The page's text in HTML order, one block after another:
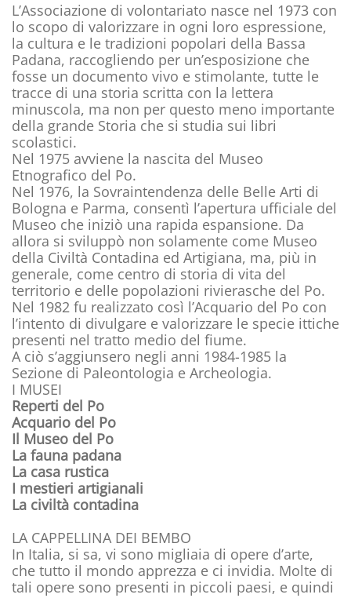
L’Associazione di volontariato nasce nel 1973 con
lo scopo di valorizzare in ogni loro espressione,
la cultura e le tradizioni popolari della Bassa
Padana, raccogliendo per un’esposizione che
fosse un documento vivo e stimolante, tutte le
tracce di una storia scritta con la lettera
minuscola, ma non per questo meno importante
della grande Storia che si studia sui libri
scolastici.
Nel 1975 avviene la nascita del Museo
Etnografico del Po.
Nel 1976, la Sovraintendenza delle Belle Arti di
Bologna e Parma, consentì l’apertura ufficiale del
Museo che iniziò una rapida espansione. Da
allora si sviluppò non solamente come Museo
della Civiltà Contadina ed Artigiana, ma, più in
generale, come centro di storia di vita del
territorio e delle popolazioni rivierasche del Po.
Nel 1982 fu realizzato così l’Acquario del Po con
l’intento di divulgare e valorizzare le specie ittiche
presenti nel tratto medio del fiume.
A ciò s’aggiunsero negli anni 1984-1985 la
Sezione di Paleontologia e Archeologia.
I MUSEI
Reperti del Po
Acquario del Po
Il Museo del Po
La fauna padana
La casa rustica
I mestieri artigianali
La civiltà contadina
LA CAPPELLINA DEI BEMBO
In Italia, si sa, vi sono migliaia di opere d’arte,
che tutto il mondo apprezza e ci invidia. Molte di
tali opere sono presenti in piccoli paesi, e quindi